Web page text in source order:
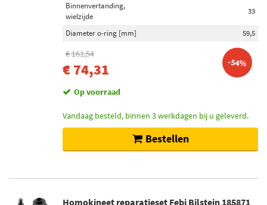
Binnenvertanding,
wielzijde
33
Diameter o-ring [mm] 59,5
€ 161,54
€ 74,31 -54%
Op voorraad
Vandaag besteld, binnen 3 werkdagen bij u geleverd.
Bestellen
Homokineet reparatieset Febi Bilstein 185871